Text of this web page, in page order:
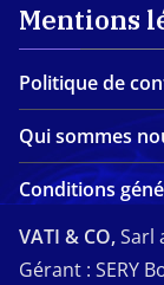
Mentions
Politique de
Qui sommes
Conditions
VATI & CO,Sarl
Gérant : SERY